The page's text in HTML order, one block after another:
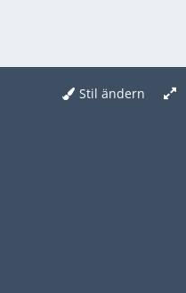
Stil ändern